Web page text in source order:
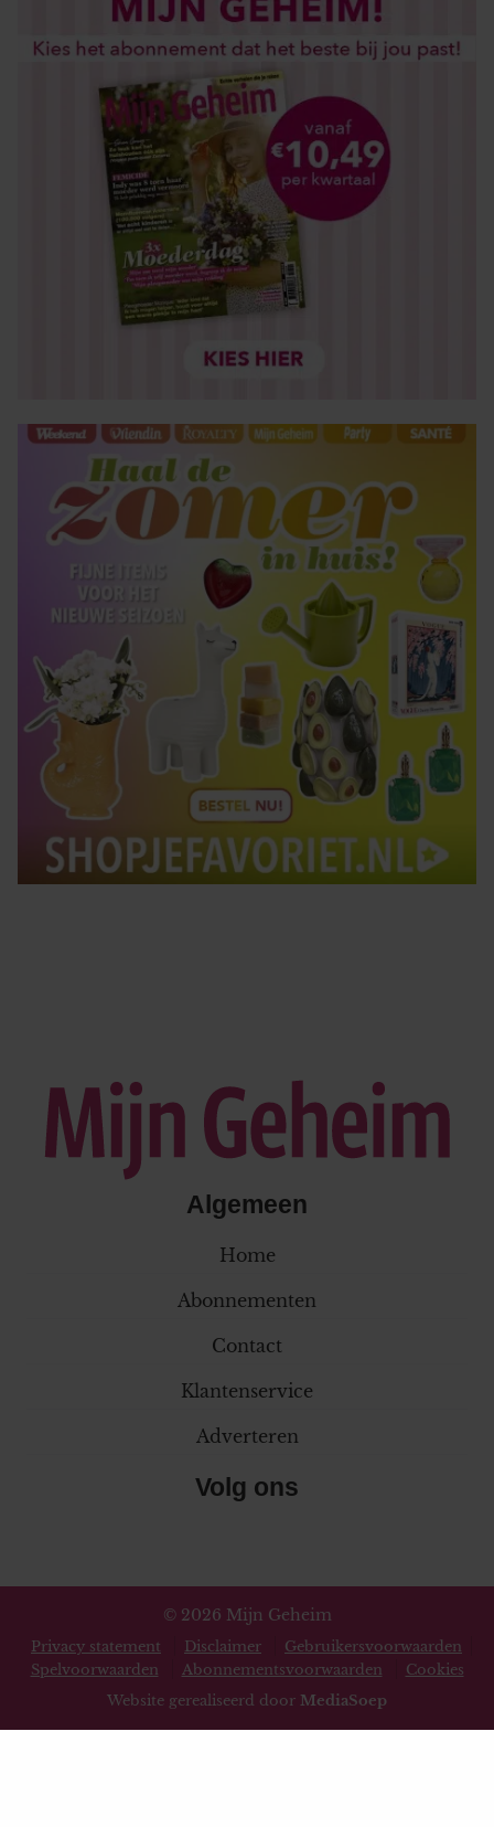
Algemeen
Home
Abonnementen
Contact
Klantenservice
Adverteren
Volg ons
© 2026 Mijn Geheim
Privacy statement Disclaimer
Gebruikersvoorwaarden
Spelvoorwaarden
Abonnementsvoorwaarden
Cookies
Website gerealiseerd door MediaSoep